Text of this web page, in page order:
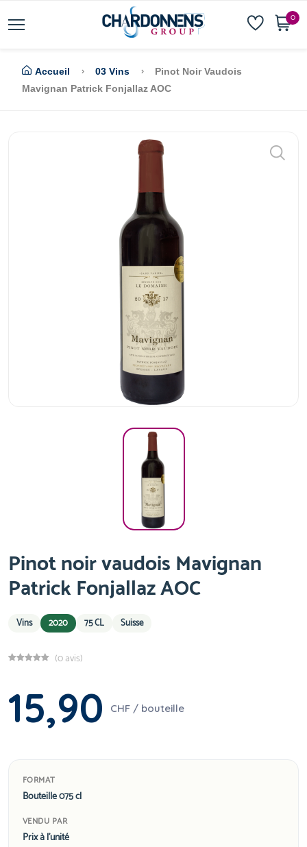
0
Accueil 03 Vins
Pinot Noir Vaudois
Mavignan Patrick Fonjallaz AOC
Pinot noir vaudois Mavignan
Patrick Fonjallaz AOC
Vins 2020 75 CL Suisse
(0 avis)
15,90 CHF / bouteille
FORMAT
Bouteille 075 cl
VENDU PAR
Prix à l'unité